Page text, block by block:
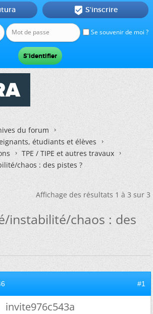
Se souvenir de moi ?
 S'inscrire
du forum
étudiants et élèves
TPE / TIPE et autres travaux
chaos : des pistes ?
Affichage des résultats 1 à 3 sur 3
instabilité/chaos : des
#1
invite976c543a